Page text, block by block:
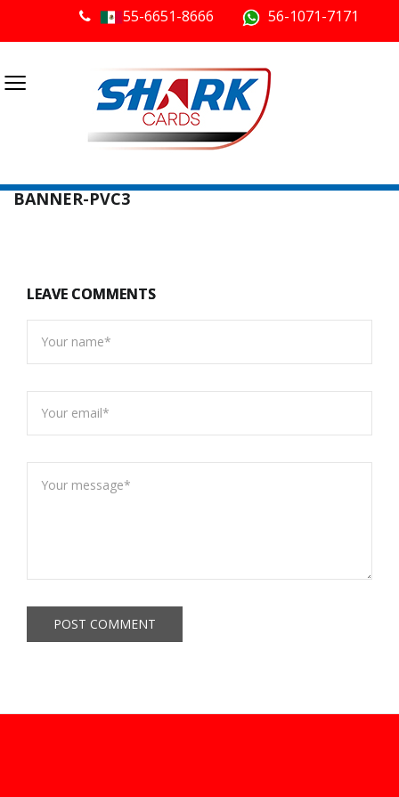
55-6651-8666 56-1071-7171
≡
BANNER-PVC3
LEAVE COMMENTS